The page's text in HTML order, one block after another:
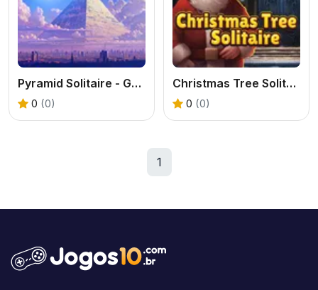
Pyramid Solitaire - Great Pyramid
0 (0)
Christmas Tree Solitaire
0 (0)
1